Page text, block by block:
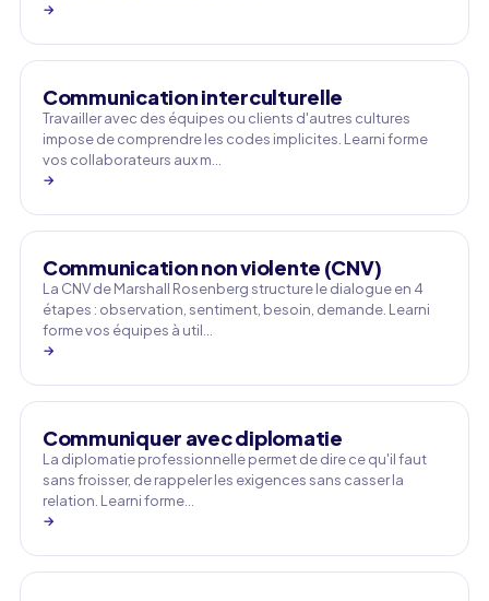
→
Communication interculturelle
Travailler avec des équipes ou clients d'autres cultures
impose de comprendre les codes implicites. Learni forme
vos collaborateurs aux m…
→
Communication non violente (CNV)
La CNV de Marshall Rosenberg structure le dialogue en 4
étapes : observation, sentiment, besoin, demande. Learni
forme vos équipes à util…
→
Communiquer avec diplomatie
La diplomatie professionnelle permet de dire ce qu'il faut
sans froisser, de rappeler les exigences sans casser la
relation. Learni forme…
→